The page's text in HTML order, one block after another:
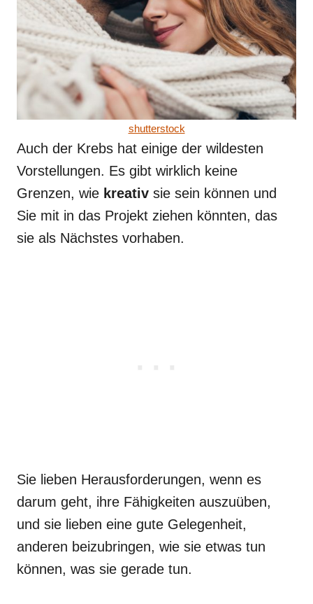
shutterstock
Auch der Krebs hat einige der wildesten
Vorstellungen. Es gibt wirklich keine
Grenzen, wie kreativ sie sein können und
Sie mit in das Projekt ziehen könnten, das
sie als Nächstes vorhaben.
Sie lieben Herausforderungen, wenn es
darum geht, ihre Fähigkeiten auszuüben,
und sie lieben eine gute Gelegenheit,
anderen beizubringen, wie sie etwas tun
können, was sie gerade tun.